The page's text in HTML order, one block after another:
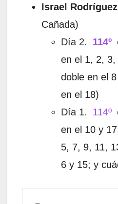
Israel
Cañada)
Día 2.
114º
en el 1, 2,
doble en el
en el 18)
Día 1.
114º
en el 10 y
5, 7, 9, 11,
6 y 15; y